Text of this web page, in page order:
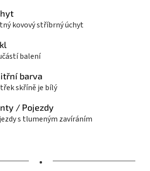
kovový stříbrný úchyt
balení
barva
skříně je bílý
/ Pojezdy
s tlumeným zavíráním
•